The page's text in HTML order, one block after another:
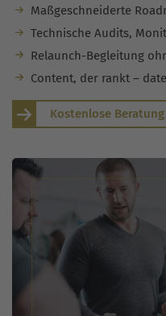
Maßgeschneiderte
Technische Audits,
Relaunch-Begleitung
Content, der rankt –
Kostenlose Beratung